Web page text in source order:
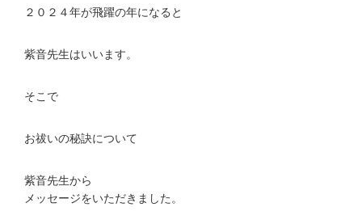
２０２４年が飛躍の年になると
紫音先生はいいます。
そこで
お祓いの秘訣について
紫音先生から
メッセージをいただきました。